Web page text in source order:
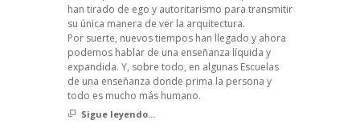
han tirado de ego y autoritarismo para transmitir
su única manera de ver la arquitectura.
Por suerte, nuevos tiempos han llegado y ahora
podemos hablar de una enseñanza líquida y
expandida. Y, sobre todo, en algunas Escuelas
de una enseñanza donde prima la persona y
todo es mucho más humano.
Sigue leyendo...